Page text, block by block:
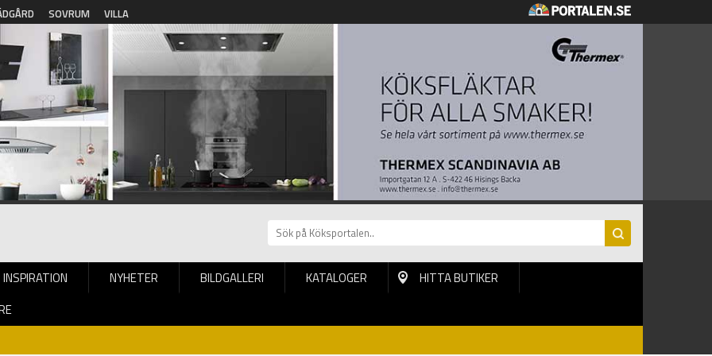
SOVRUM VILLA
INSPIRATION NYHETER BILDGALLERI KATALOGER
HITTA BUTIKER